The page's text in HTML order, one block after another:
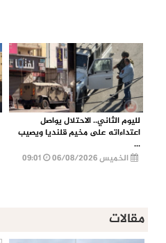
لليوم الثاني.. الاحتلال يواصل
اعتداءاته على مخيم قلنديا ويصيب
...
الخميس 06/08/2026
مقالات